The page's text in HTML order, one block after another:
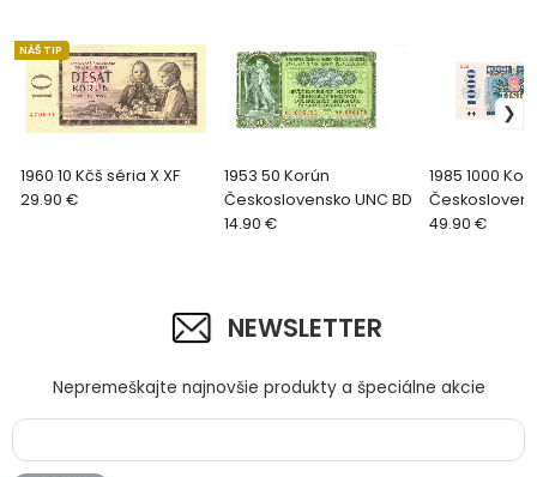
1960 10 Kčš séria X XF
NÁŠ TIP
29.90 €
1953 50 Korún
Československo UNC BD
14.90 €
1985 1000
séria C75
49.90 €
NEWSLETTER
Nepremeškajte najnovšie produkty a špeciálne akcie